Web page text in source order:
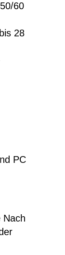
60
28
PC
Nach